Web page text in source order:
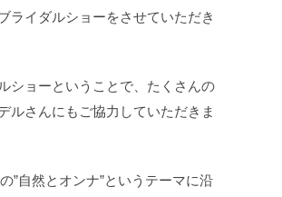
ライダルショーをさせていただき
ショーということで、たくさんの
ルさんにもご協力していただきま
”自然とオンナ”というテーマに沿